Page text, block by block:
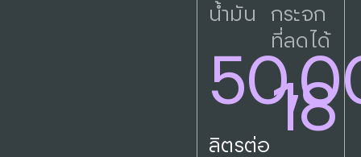
น้ำมัน
ลิตรต่อ
กระจก
ที่ลดได้
18